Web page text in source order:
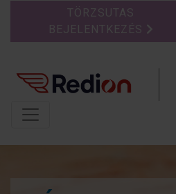
TÖRZSUTAS
BEJELENTKEZÉS